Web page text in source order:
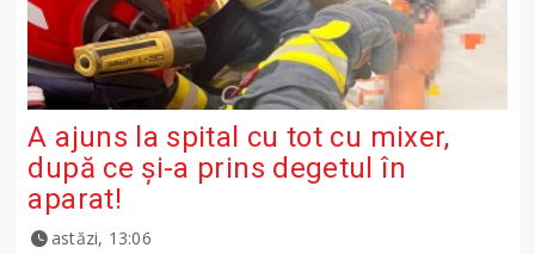
A ajuns la spital cu tot cu mixer,
după ce și-a prins degetul în
aparat!
astăzi, 13:06